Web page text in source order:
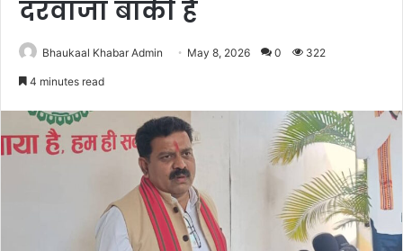
दरवाजा बाकी है
Bhaukaal Khabar Admin May 8, 2026 0 322
4 minutes read